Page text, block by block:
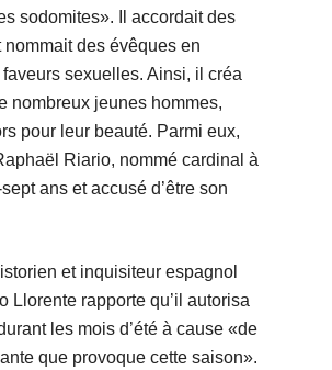
sodomites». Il accordait des
nommait des évêques en
sexuelles. Ainsi, il créa
nombreux jeunes hommes,
pour leur beauté. Parmi eux,
Riario, nommé cardinal à
sept ans et accusé d’être son
et inquisiteur espagnol
Llorente rapporte qu’il autorisa
les mois d’été à cause «de
que provoque cette saison».